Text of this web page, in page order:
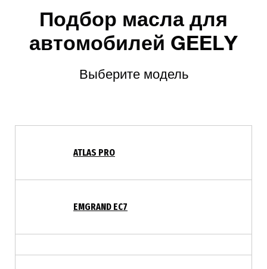
Подбор масла для
автомобилей GEELY
Выберите модель
ATLAS PRO
EMGRAND EC7